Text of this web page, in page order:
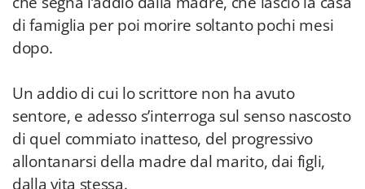
di famiglia per poi morire soltanto pochi mesi
dopo.
Un addio di cui lo scrittore non ha avuto
sentore, e adesso s’interroga sul senso nascosto
di quel commiato inatteso, del progressivo
allontanarsi della madre dal marito, dai figli,
dalla vita stessa.